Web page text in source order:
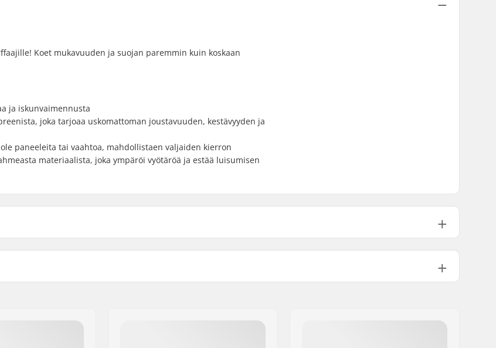
Koet mukavuuden ja suojan paremmin kuin koskaan
ja iskunvaimennusta
joka tarjoaa uskomattoman joustavuuden, kestävyyden ja
paneeleita tai vaahtoa, mahdollistaen valjaiden kierron
materiaalista, joka ympäröi vyötäröä ja estää luisumisen
Sukupuoli: Mies